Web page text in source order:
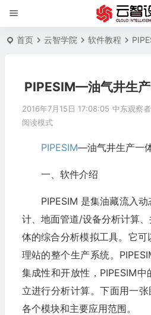
首页 云智学院 软件教程
PIPESIM—油气井生
2016年7月15日 17:08:05 中东观察者
阅读模式
PIPESIM—油气井生产一
一、软件介绍
PIPESIM 是集油藏流入
计、地面管道/设备分析计算
体的综合分析模拟工具。它
理站的整个生产系统。
集成性和开放性，PIPESIM
立进行分析计算。下面用一
各个模块和主要应用范围。